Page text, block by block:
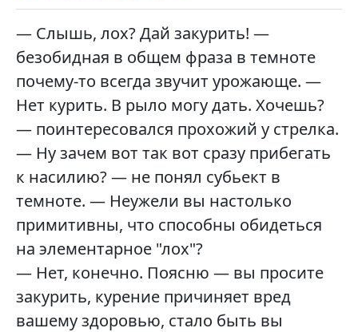
— Слышь, лох? Дай закурить! —
безобидная в общем фраза в темноте
почему-то всегда звучит урожающе. —
Нет курить. В рыло могу дать. Хочешь?
— поинтересовался прохожий у стрелка.
— Ну зачем вот так вот сразу прибегать
к насилию? — не понял субьект в
темноте. — Неужели вы настолько
примитивны, что способны обидеться
на элементарное "лох"?
— Нет, конечно. Поясню — вы просите
закурить, курение причиняет вред
вашему здоровью, стало быть вы